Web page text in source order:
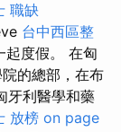
職缺
台中西區整
起度假。 在匈
的總部，在布
牙利醫學和藥
放榜 on page